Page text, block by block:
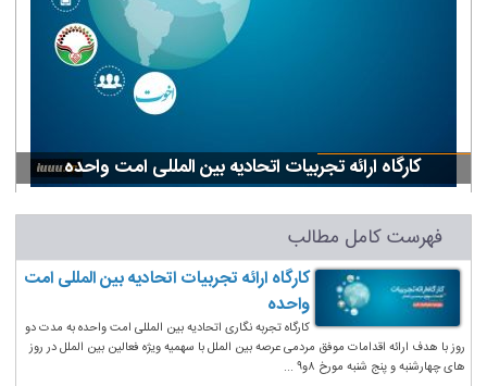
کارگاه ارائه تجربیات اتحادیه بین المللی امت واحده
فهرست کامل مطالب
کارگاه ارائه تجربیات اتحادیه بین المللی امت
واحده
کارگاه تجربه نگاری اتحادیه بین المللی امت واحده به مدت دو
روز با هدف ارائه اقدامات موفق مردمی عرصه بین الملل با سهمیه ویژه فعالین بین الملل در روز
های چهارشنبه و پنج شنبه مورخ ۸و۹ ...